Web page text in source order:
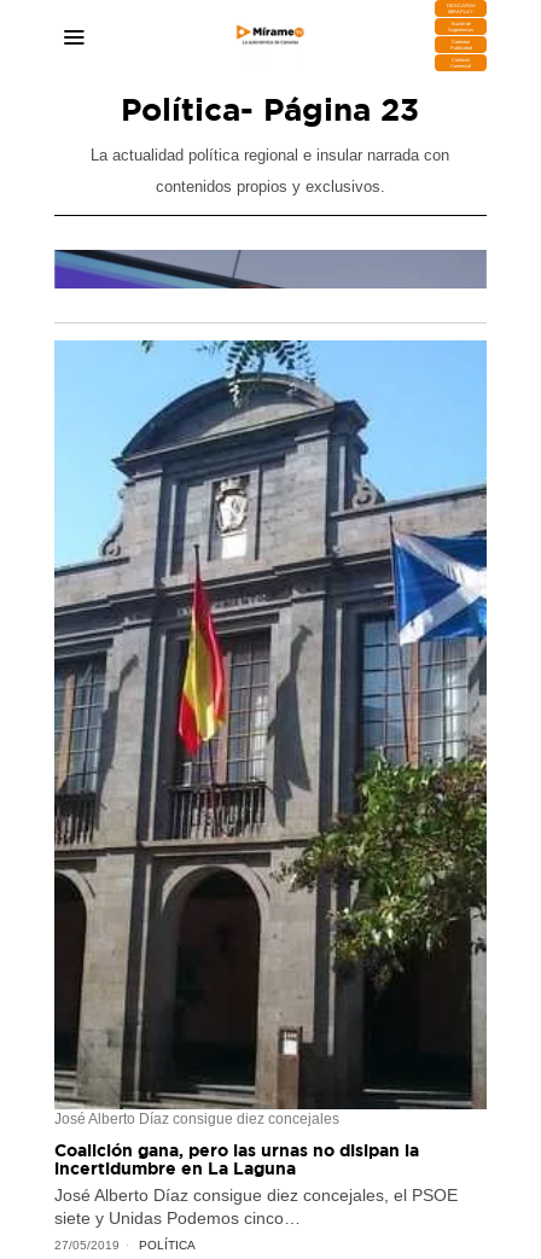
DESCARGA
MIRAPLAY
Buzón de
Sugerencias
Contratar
Publicidad
Contacto
Comercial
Política- Página 23
La actualidad política regional e insular narrada con
contenidos propios y exclusivos.
Canarias registra casi 10.000 alertas por
violencia de género en el primer semestre, un
13% más que hace un año
28/07/2026
José Alberto Díaz consigue diez concejales
Coalición gana, pero las urnas no disipan la
incertidumbre en La Laguna
José Alberto Díaz consigue diez concejales, el PSOE
siete y Unidas Podemos cinco…
27/05/2019 POLÍTICA